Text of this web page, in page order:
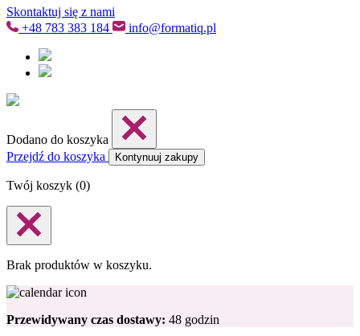
Skontaktuj się z nami
+48783 383 184 info@formatiq.pl
Dodano do koszyka
Przejdź do koszyka
Kontynuuj zakupy
Twój koszyk (0)
Brak produktów w koszyku.
Przewidywany czas dostawy: 48 godzin